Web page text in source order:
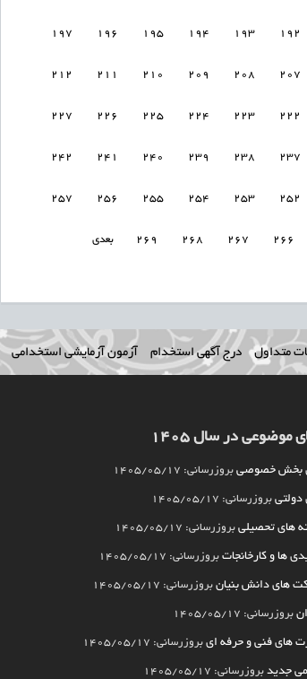
192
193
194
195
196
197
207
208
209
210
211
212
222
223
224
225
226
227
237
238
239
240
241
242
252
253
254
255
256
257
266
267
268
269 بعدی
متداول درج آگهی استخدام آزمون آزمایشی استخدامی
موضوعی در سال 1405
بخش خصوصی بروزرسانی: 1405/05/17
دولتی بروزرسانی: 1405/05/17
های تحصیلی بروزرسانی: 1405/05/17
ها و کارخانجات بروزرسانی: 1405/05/17
های دانش بنیان بروزرسانی: 1405/05/17
بروزرسانی: 1405/05/17
های فنی و حرفه ای بروزرسانی: 1405/05/17
جدید بروزرسانی: 1405/05/17